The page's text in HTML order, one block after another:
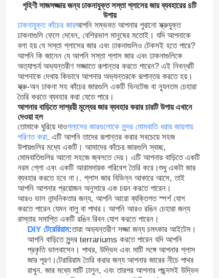
গৃহিণী সাজসজ্জার জন্য ঢাকনাযুক্ত সস্তা গ্লাসের জার ব্যবহারের ৪টি
উপায়
ঢাকনাযুক্ত কাঁচের জারআপনি সম্ভবত আপনার পুরানো স্ক্রুযুক্ত
ঢাকনাগুলি ফেলে দেবেন, বেশিরভাগ মানুষের মতোই। যদি আপনাকে
বলা হয় যে সস্তা গ্লাসের জার এবং ঢাকনাগুলিও টেকসই হতে পারে?
আপনি কি জানেন যে আপনি সস্তা গ্লাস জার এবং ঢাকনাগুলিকে
অত্যাশ্চর্য অভ্যন্তরীণ সজ্জাতে রূপান্তর করতে পারেন? এই নিবন্ধটি
আপনাকে দেখায় কিভাবে আপনার অভ্যন্তরকে রূপান্তর করতে হয়।
স্ক্রু-অন ঢাকনা সহ কাঁচের জারগুলি একটি ভিনটেজ বা ন্যূনতম চেহারা
তৈরি করতে ব্যবহার করা যেতে পারে।
আপনার বাড়িতে সাশ্রয়ী মূল্যের জার ব্যবহার করার চারটি উপায় এখানে
দেওয়া হল
তোমাকে ঘুরিয়ে দাওগ্লাসের জারগুলোকে সুন্দর মোমবাতি ধরার জায়গায়
পরিণত করা. এটি আপনি তাদের রূপান্তর করার সবচেয়ে সহজ
উপায়গুলির মধ্যে একটি। আমাদের কাঁচের জারগুলি স্বচ্ছ,
মোমবাতিগুলির আলো সহজে জ্বলতে দেয়। এটি আপনার বাড়িতে একটি
নরম গ্লো এবং একটি আরামদায়ক পরিবেশ তৈরি করে।শুধু একটা জার
ব্যবহার করতে হবে না।. গ্লাস জার বিভিন্ন আকারে আসে, তাই
আপনি আপনার প্রয়োজন অনুসারে এক চয়ন করতে পারেন।
আরও ভাল নান্দনিকতার জন্য, আপনি আরো ব্যক্তিগত স্পর্শ যোগ
করতে পারেন যেমন বালু বা পাথর। আপনি আরও রঙিন চেহারা জন্য
রাস্তার সমাপ্তি একটি রঙিন রিবন যোগ করতে পারেন।
DIY টেরেরিয়াম:তারা অভ্যন্তরীণ সজ্জা জন্য চমৎকার আইটেম।
আপনি বাড়িতে সুন্দর terrariums করতে পারেন যদি আপনি
প্রকৃতি ভালবাসেন। পাথর, উদ্ভিদ এবং মাটি সঙ্গে আপনার গ্লাস
জার পূরণ।টেরারিয়াম তৈরি করার জন্য আপনার জারের নীচে পাথর
রাখুন. জার মধ্যে মাটি ঢালুন, এবং তারপর আপনার পছন্দসই উদ্ভিদ